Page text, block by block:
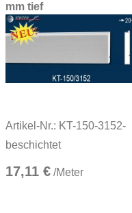
mm tief
Artikel-Nr.: KT-150-3152-
beschichtet
17,11 € /Meter